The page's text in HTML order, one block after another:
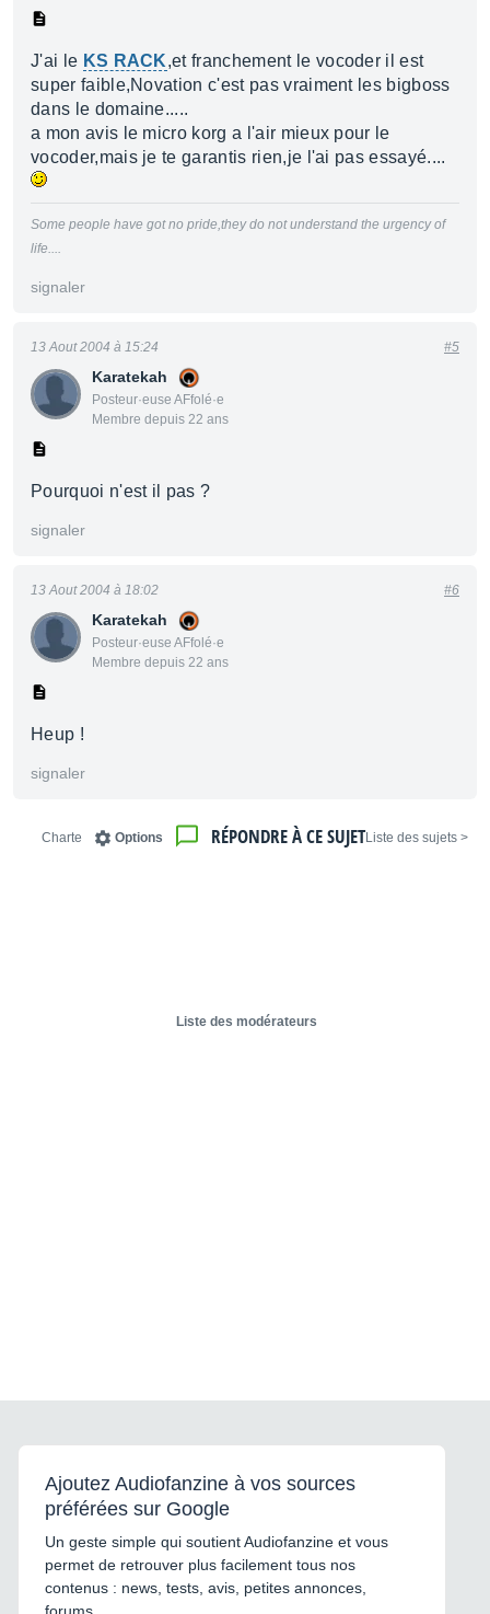
J'ai le KS RACK,et franchement le vocoder il est
super faible,Novation c'est pas vraiment les bigboss
dans le domaine.....
a mon avis le micro korg a l'air mieux pour le
vocoder,mais je te garantis rien,je l'ai pas essayé....
Some people have got no pride,they do not understand the urgency of
life....
signaler
Karatekah
Posteur·euse AFfolé·e
Membre depuis 22 ans
13 Aout 2004 à 15:24 #5
Pourquoi n'est il pas ?
signaler
Karatekah
Posteur·euse AFfolé·e
Membre depuis 22 ans
13 Aout 2004 à 18:02 #6
Heup !
signaler
< Liste des sujets
RÉPONDRE À CE SUJET
Options
Charte
Liste des modérateurs
Ajoutez Audiofanzine à vos sources
préférées sur Google
Un geste simple qui soutient Audiofanzine et vous
permet de retrouver plus facilement tous nos
contenus : news, tests, avis, petites annonces,